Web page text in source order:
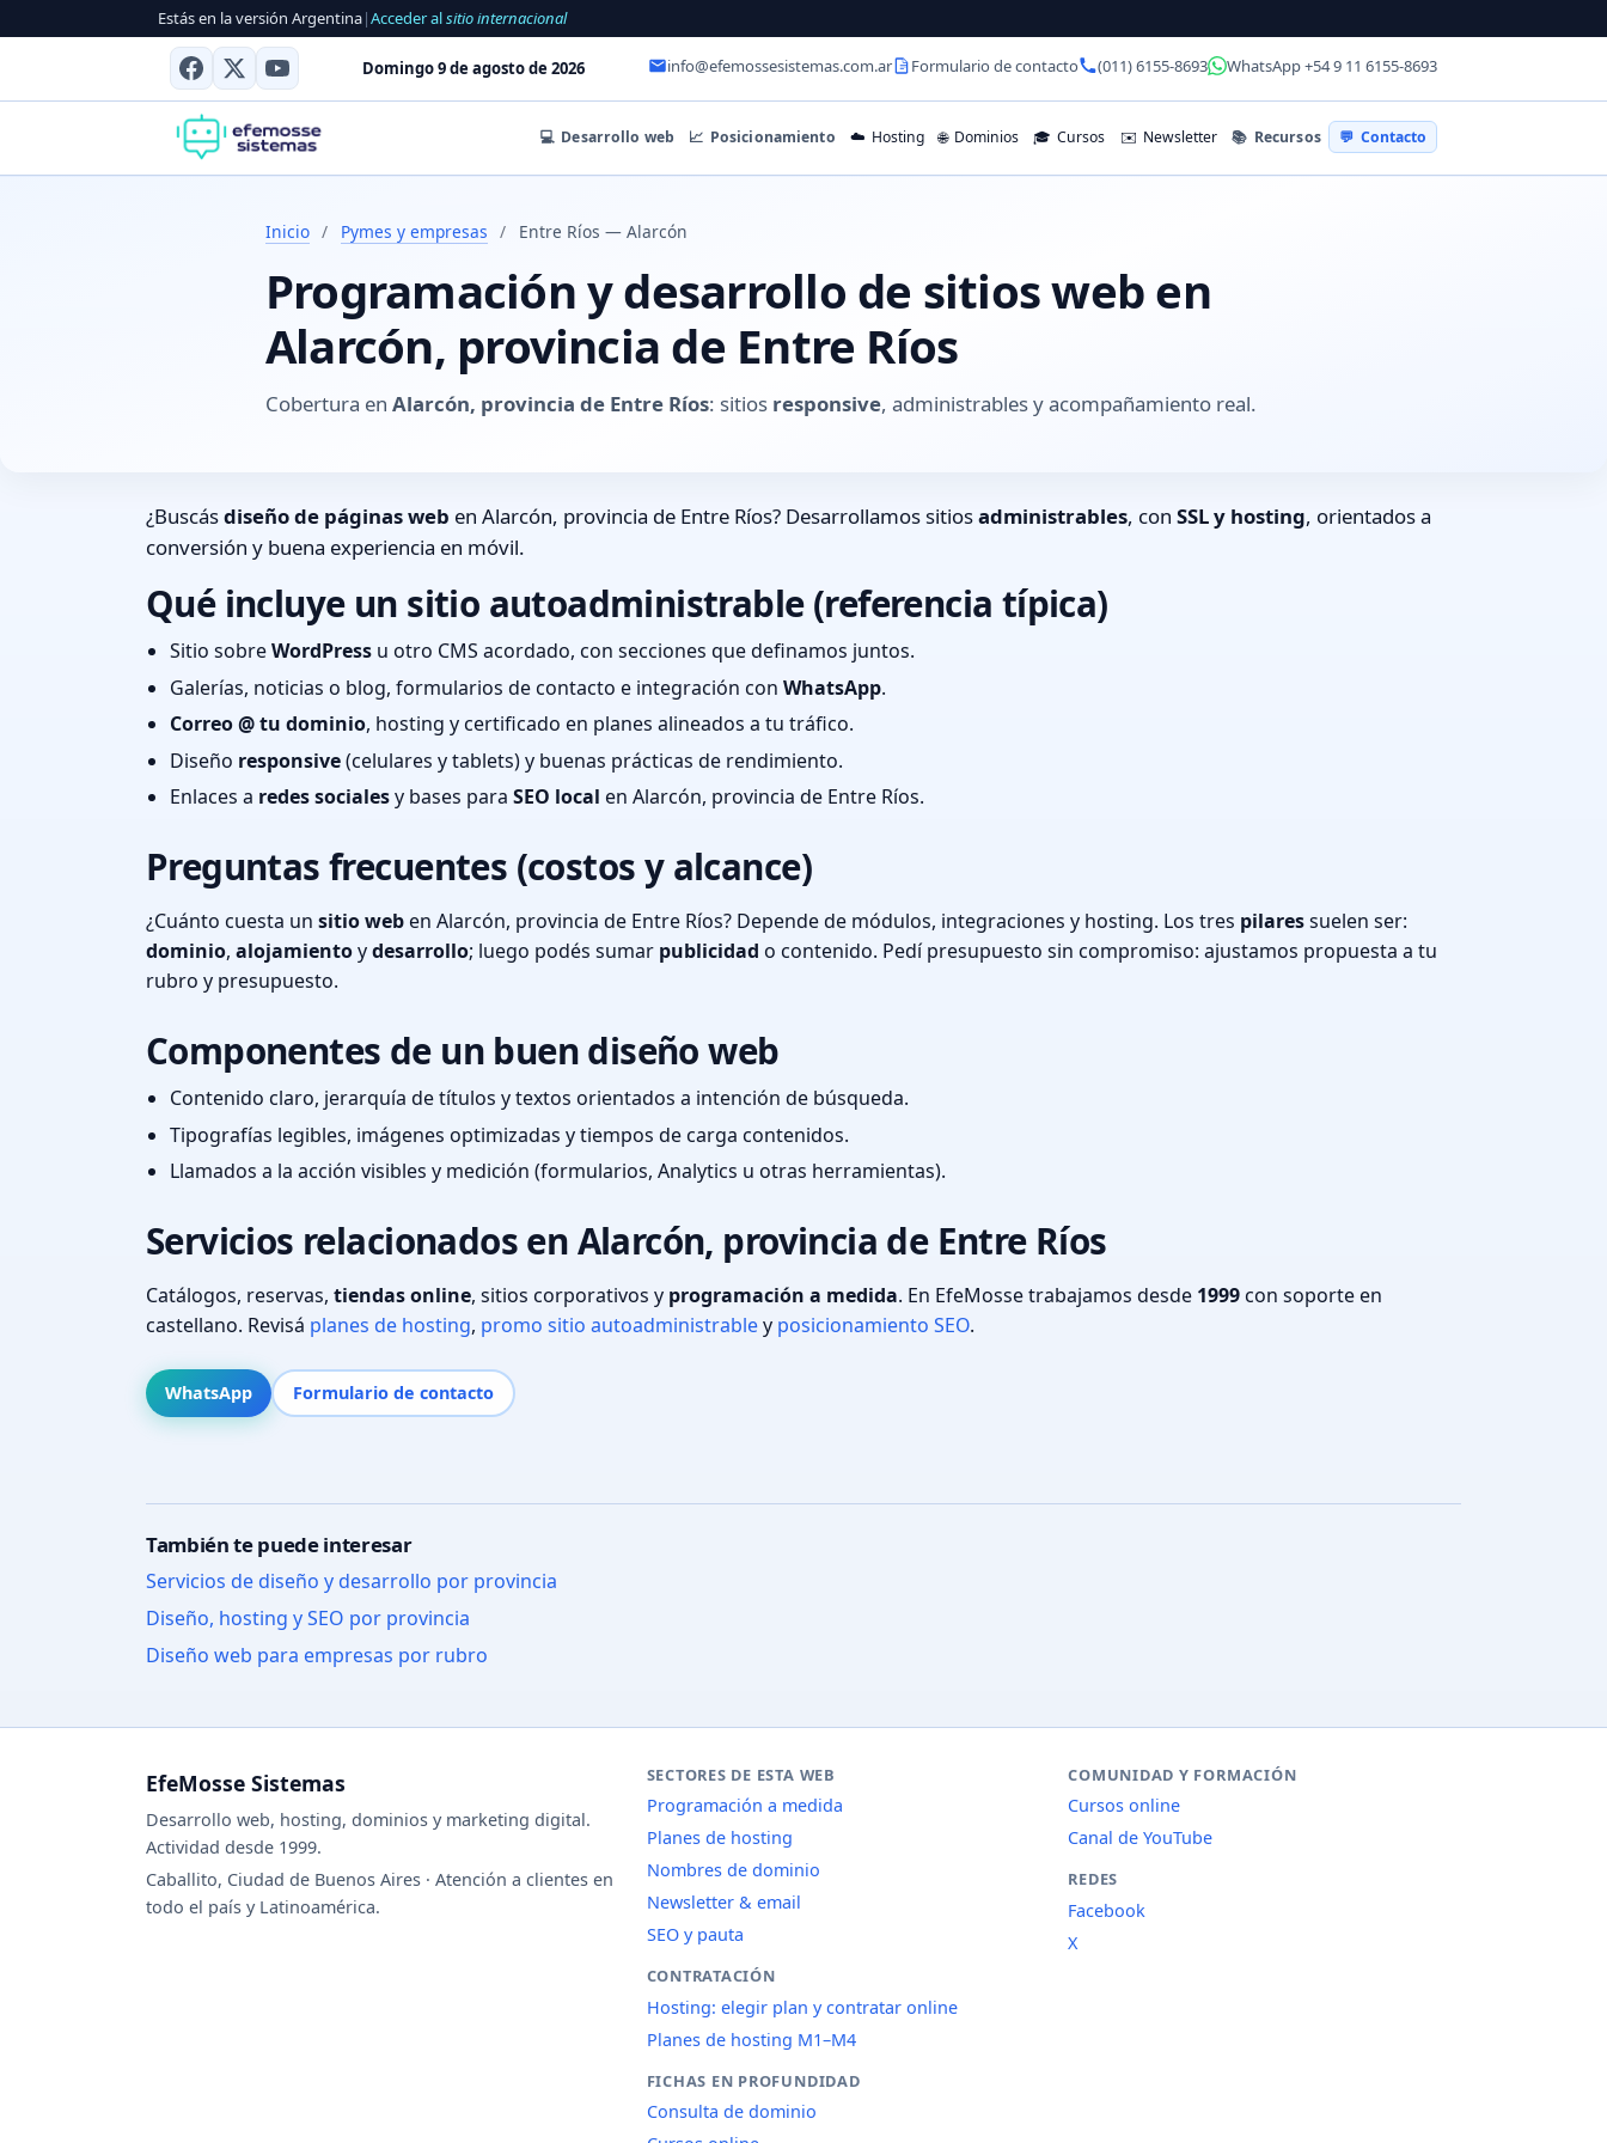
Estás en la versión Argentina|Acceder alsitio internacional
Domingo 9 de agosto de 2026 info@efemossesistemas.com.ar Formulario de contacto (011) 6155-8693 WhatsApp +54 9 11 6155-8693
💻 Desarrollo web 📈 Posicionamiento ☁️ Hosting 🌐 Dominios 🎓 Cursos ✉️ Newsletter 📚 Recursos 💬 Contacto
Inicio / Pymes y empresas / Entre Ríos — Alarcón
Programación y desarrollo de sitios web en
Alarcón, provincia de Entre Ríos
Cobertura en Alarcón, provincia de Entre Ríos: sitios responsive, administrables y acompañamiento real.
¿Buscásdiseño de páginas web en Alarcón, provincia de Entre Ríos? Desarrollamos sitiosadministrables, con SSL y hosting, orientados a
conversión y buena experiencia en móvil.
Qué incluye un sitio autoadministrable (referencia típica)
Sitio sobreWordPress u otro CMS acordado, con secciones que definamos juntos.
Galerías, noticias o blog, formularios de contacto e integración con WhatsApp.
Correo @ tu dominio, hosting y certificado en planes alineados a tu tráfico.
Diseño responsive(celulares y tablets) y buenas prácticas de rendimiento.
Enlaces a redes socialesy bases para SEO local en Alarcón, provincia de Entre Ríos.
Preguntas frecuentes (costos y alcance)
¿Cuánto cuesta un sitio weben Alarcón, provincia de Entre Ríos? Depende de módulos, integraciones y hosting. Los tres pilaressuelen ser:
dominio, alojamientoydesarrollo; luego podés sumar publicidad o contenido. Pedí presupuesto sin compromiso: ajustamos propuesta a tu
rubro y presupuesto.
Componentes de un buen diseño web
Contenido claro, jerarquía de títulos y textos orientados a intención de búsqueda.
Tipografías legibles, imágenes optimizadas y tiempos de carga contenidos.
Llamados a la acción visibles y medición (formularios, Analytics u otras herramientas).
Servicios relacionados en Alarcón, provincia de Entre Ríos
Catálogos, reservas, tiendas online, sitios corporativos y programación a medida. En EfeMosse trabajamos desde 1999con soporte en
castellano. Revisá planes de hosting, promo sitio autoadministrabley posicionamiento SEO.
WhatsApp Formulario de contacto
También te puede interesar
Servicios de diseño y desarrollo por provincia
Diseño, hosting y SEO por provincia
Diseño web para empresas por rubro
EfeMosse Sistemas
Desarrollo web, hosting, dominios y marketing digital.
Actividad desde 1999.
Caballito, Ciudad de Buenos Aires · Atención a clientes en
todo el país y Latinoamérica.
SECTORES DE ESTA WEB
Programación a medida
Planes de hosting
Nombres de dominio
Newsletter & email
SEO y pauta
CONTRATACIÓN
Hosting: elegir plan y contratar online
Planes de hosting M1–M4
FICHAS EN PROFUNDIDAD
Consulta de dominio
COMUNIDAD Y FORMACIÓN
Cursos online
Canal de YouTube
REDES
Facebook
X